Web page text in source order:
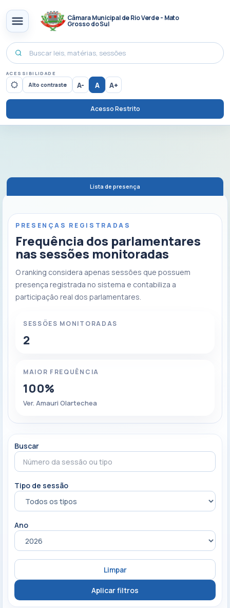
Câmara Municipal de Rio Verde - Mato
Grosso do Sul
ACESSIBILIDADE
Alto contraste A- A A+
Acesso Restrito
Lista de presença
PRESENÇAS REGISTRADAS
Frequência dos parlamentares
nas sessões monitoradas
O ranking considera apenas sessões que possuem
presença registrada no sistema e contabiliza a
participação real dos parlamentares.
SESSÕES MONITORADAS
2
MAIOR FREQUÊNCIA
100%
Ver. Amauri Olartechea
Buscar
Tipo de sessão
Ano
Limpar
Aplicar filtros